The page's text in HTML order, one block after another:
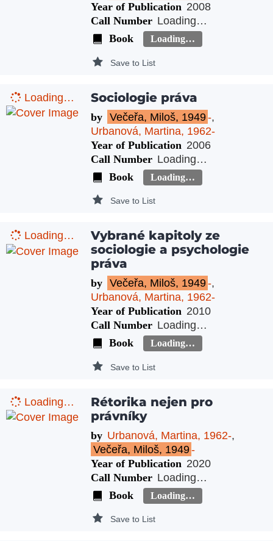
Year of Publication 2008
Call Number Loading…
Book
Loading…
Save to List
Loading… Sociologie práva
by Večeřa, Miloš, 1949-,
Urbanová, Martina, 1962-
Year of Publication 2006
Call Number Loading…
Book
Loading…
Save to List
Loading…
Vybrané kapitoly ze
sociologie a psychologie
práva
by Večeřa, Miloš, 1949-,
Urbanová, Martina, 1962-
Year of Publication 2010
Call Number Loading…
Book
Loading…
Save to List
Loading…
Rétorika nejen pro
právníky
by Urbanová, Martina, 1962-,
Večeřa, Miloš, 1949-
Year of Publication 2020
Call Number Loading…
Book
Loading…
Save to List